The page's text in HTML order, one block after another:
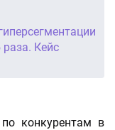
Кейс
по конкурентам в